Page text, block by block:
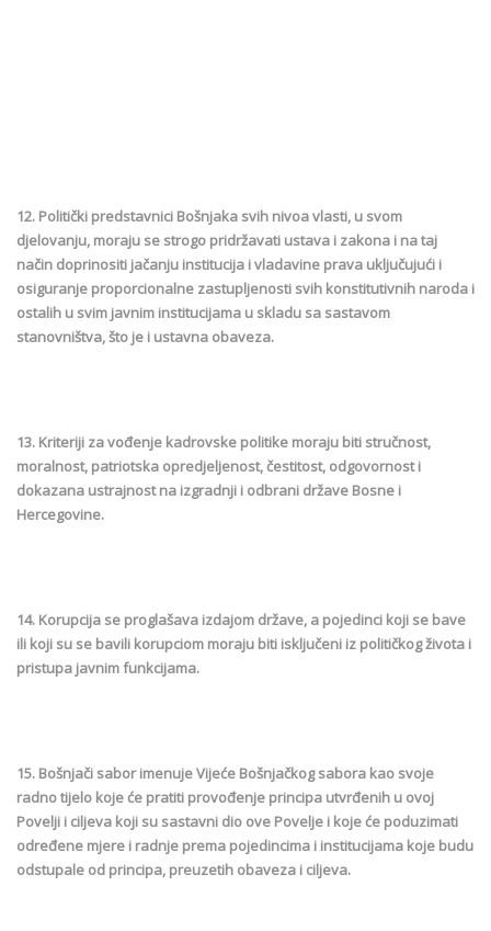
12. Politički predstavnici Bošnjaka svih nivoa vlasti, u svom
djelovanju, moraju se strogo pridržavati ustava i zakona i na taj
način doprinositi jačanju institucija i vladavine prava uključujući i
osiguranje proporcionalne zastupljenosti svih konstitutivnih naroda i
ostalih u svim javnim institucijama u skladu sa sastavom
stanovništva, što je i ustavna obaveza.
13. Kriteriji za vođenje kadrovske politike moraju biti stručnost,
moralnost, patriotska opredjeljenost, čestitost, odgovornost i
dokazana ustrajnost na izgradnji i odbrani države Bosne i
Hercegovine.
14. Korupcija se proglašava izdajom države, a pojedinci koji se bave
ili koji su se bavili korupciom moraju biti isključeni iz političkog života i
pristupa javnim funkcijama.
15. Bošnjači sabor imenuje Vijeće Bošnjačkog sabora kao svoje
radno tijelo koje će pratiti provođenje principa utvrđenih u ovoj
Povelji i ciljeva koji su sastavni dio ove Povelje i koje će poduzimati
određene mjere i radnje prema pojedincima i institucijama koje budu
odstupale od principa, preuzetih obaveza i ciljeva.